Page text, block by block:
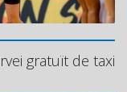
gratuït de taxi